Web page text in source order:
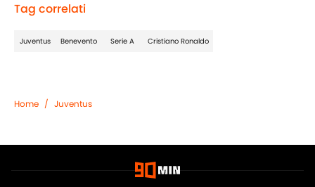
Tag correlati
Juventus Benevento Serie A Cristiano Ronaldo
Home / Juventus